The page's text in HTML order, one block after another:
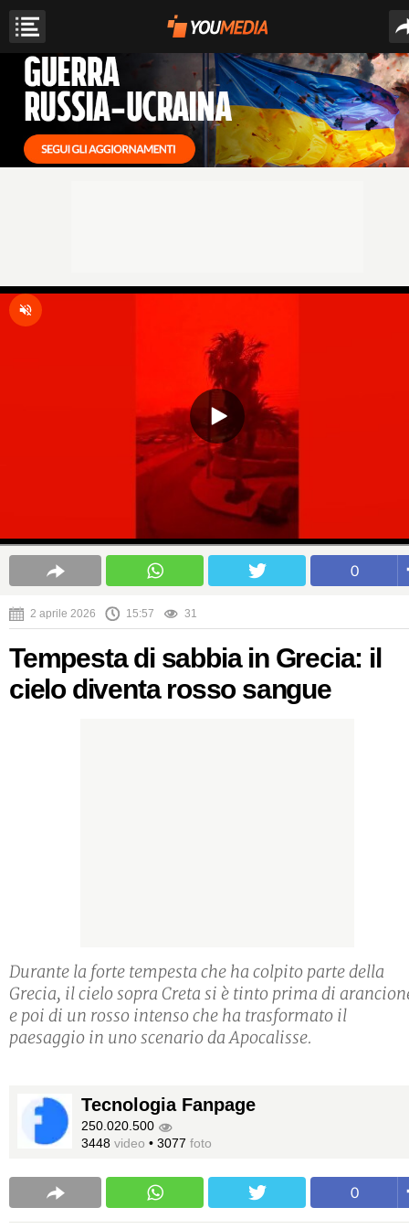
0
2 aprile 2026 15:57 31
Tempesta di sabbia in Grecia: il
cielo diventa rosso sangue
Durante la forte tempesta che ha colpito parte della
Grecia, il cielo sopra Creta si è tinto prima di
e poi di un rosso intenso che ha trasformato il
paesaggio in uno scenario da Apocalisse.
Tecnologia Fanpage
250.020.500
3448 video • 3077 foto
0